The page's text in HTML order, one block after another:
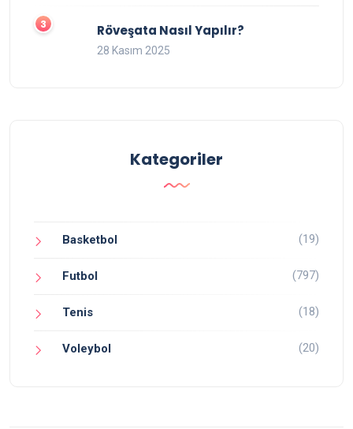
Röveşata Nasıl Yapılır?
28 Kasım 2025
Kategoriler
Basketbol (19)
Futbol (797)
Tenis (18)
Voleybol (20)